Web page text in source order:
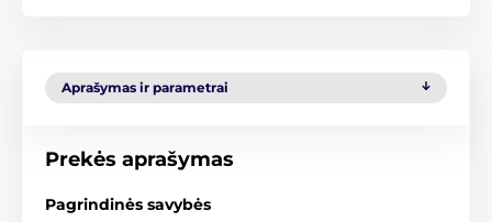
Aprašymas ir parametrai
Prekės aprašymas
Pagrindinės savybės